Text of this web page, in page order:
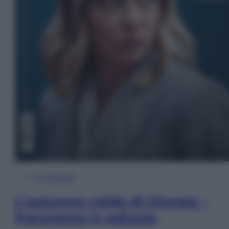
L’autunno caldo di Giorgia –